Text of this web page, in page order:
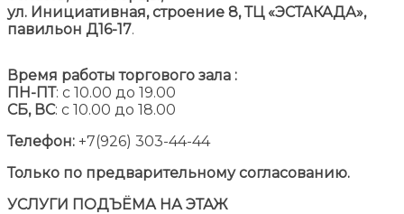
ул. Инициативная, строение 8, ТЦ «ЭСТАКАДА»,
павильон Д16-17.
Время работы торгового зала :
ПН-ПТ: с 10.00 до 19.00
СБ, ВС: с 10.00 до 18.00
Телефон: +7(926) 303-44-44
Только по предварительному согласованию.
УСЛУГИ ПОДЪЁМА НА ЭТАЖ